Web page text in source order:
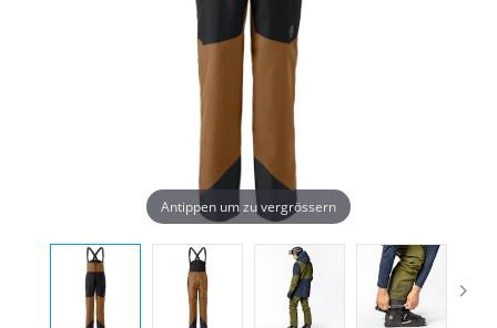
Antippen um zu vergrössern